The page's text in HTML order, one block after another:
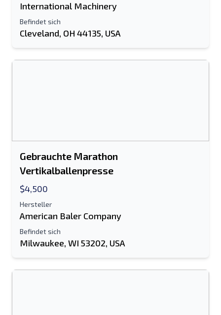
International Machinery
Befindet sich
Cleveland, OH 44135, USA
Gebrauchte Marathon
Vertikalballenpresse
$4,500
Hersteller
American Baler Company
Befindet sich
Milwaukee, WI 53202, USA